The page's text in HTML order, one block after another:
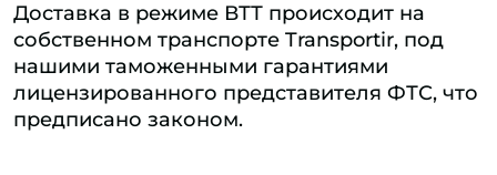
Доставка в режиме ВТТ происходит на
собственном транспорте Transportir, под
нашими таможенными гарантиями
лицензированного представителя ФТС, что
предписано законом.